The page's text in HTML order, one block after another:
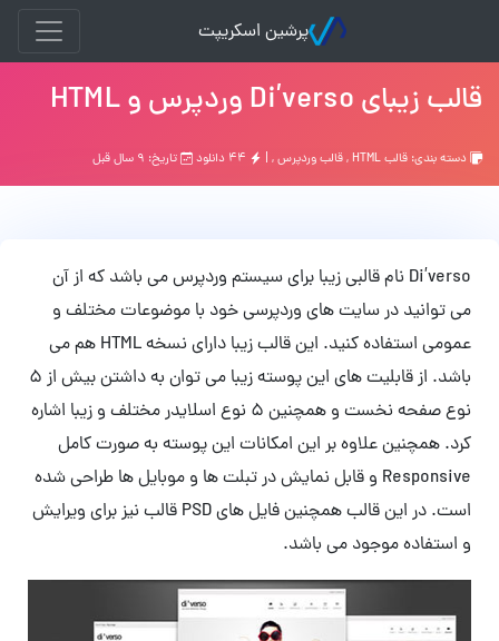
پرشین اسکریپت
قالب زیبای Di’verso وردپرس و HTML
دسته بندی: قالب HTML ,قالب وردپرس, | تاریخ: ۹ سال قبل
Di’verso نام قالبی زیبا برای سیستم وردپرس می باشد که از آن
می توانید در سایت های وردپرسی خود با موضوعات مختلف و
عمومی استفاده کنید. این قالب زیبا دارای نسخه HTML هم می
باشد. از قابلیت های این پوسته زیبا می توان به داشتن بیش از 5
نوع صفحه نخست و همچنین 5 نوع اسلایدر مختلف و زیبا اشاره
کرد. همچنین علاوه بر این امکانات این پوسته به صورت کامل
Responsive و قابل نمایش در تبلت ها و موبایل ها طراحی شده
است. در این قالب همچنین فایل های PSD قالب نیز برای ویرایش
و استفاده موجود می باشد.